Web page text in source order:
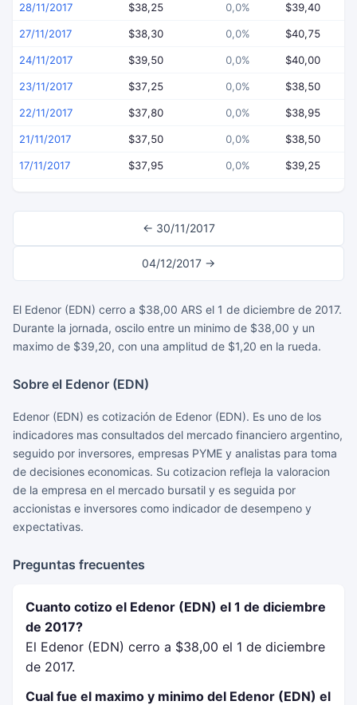
28/11/2017 $38,25 0,0% $39,40
27/11/2017 $38,30 0,0% $40,75
24/11/2017 $39,50 0,0% $40,00
23/11/2017 $37,25 0,0% $38,50
22/11/2017 $37,80 0,0% $38,95
21/11/2017 $37,50 0,0% $38,50
17/11/2017 $37,95 0,0% $39,25
← 30/11/2017
04/12/2017 →
El Edenor (EDN) cerro a $38,00 ARS el 1 de diciembre de 2017.
Durante la jornada, oscilo entre un minimo de $38,00 y un
maximo de $39,20, con una amplitud de $1,20 en la rueda.
Sobre el Edenor (EDN)
Edenor (EDN) es cotización de Edenor (EDN). Es uno de los
indicadores mas consultados del mercado financiero argentino,
seguido por inversores, empresas PYME y analistas para toma
de decisiones economicas. Su cotizacion refleja la valoracion
de la empresa en el mercado bursatil y es seguida por
accionistas e inversores como indicador de desempeno y
expectativas.
Preguntas frecuentes
Cuanto cotizo el Edenor (EDN) el 1 de diciembre
de 2017?
El Edenor (EDN) cerro a $38,00 el 1 de diciembre
de 2017.
Cual fue el maximo y minimo del Edenor (EDN) el